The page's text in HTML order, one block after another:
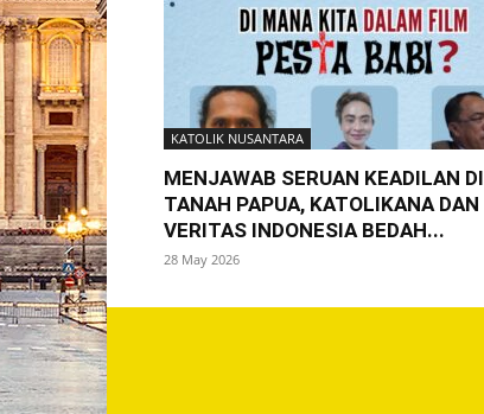
KATOLIK NUSANTARA
MENJAWAB SERUAN KEADILAN DI
TANAH PAPUA, KATOLIKANA DAN
VERITAS INDONESIA BEDAH...
28 May 2026